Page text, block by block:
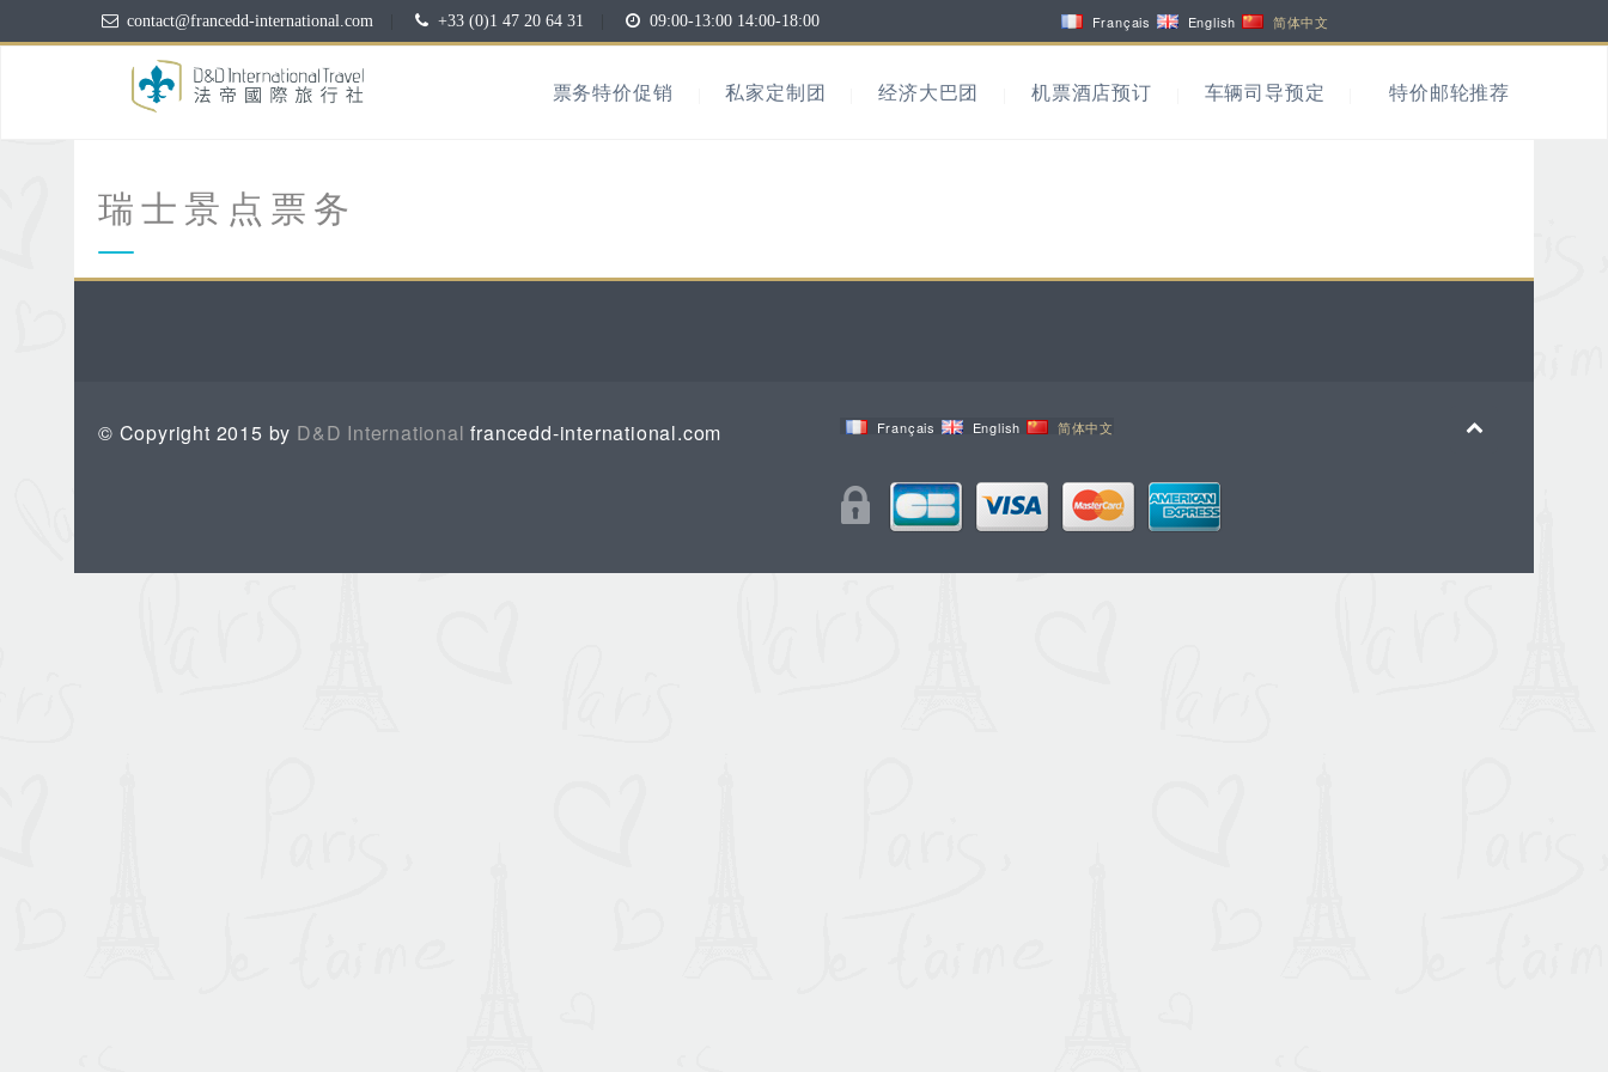
contact@francedd-international.com +33 (0)1 47 20 64 31 09:00-13:00 14:00-18:00 Français English 简体中文
票务特价促销 私家定制团 经济大巴团 机票酒店预订 车辆司导预定 特价邮轮推荐
瑞士景点票务
© Copyright 2015 by D&D International francedd-international.com Français English 简体中文